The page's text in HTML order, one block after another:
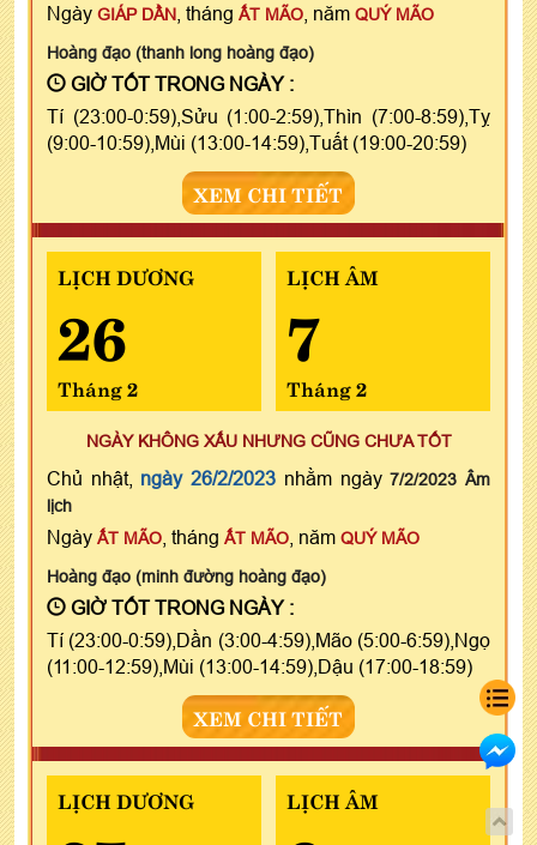
Ngày GIÁP DẦN , tháng ẤT MÃO , năm QUÝ MÃO
Hoàng đạo (thanh long hoàng đạo)
GIỜ TỐT TRONG NGÀY :
Tí (23:00-0:59),Sửu (1:00-2:59),Thìn (7:00-8:59),Tỵ
(9:00-10:59),Mùi (13:00-14:59),Tuất (19:00-20:59)
XEM CHI TIẾT
LỊCH DƯƠNG
26
Tháng 2
LỊCH ÂM
7
Tháng 2
NGÀY KHÔNG XẤU NHƯNG CŨNG CHƯA TỐT
Chủ nhật, ngày 26/2/2023 nhằm ngày7/2/2023 Âm
lịch
Ngày ẤT MÃO , tháng ẤT MÃO , năm QUÝ MÃO
Hoàng đạo (minh đường hoàng đạo)
GIỜ TỐT TRONG NGÀY :
Tí (23:00-0:59),Dần (3:00-4:59),Mão (5:00-6:59),Ngọ
(11:00-12:59),Mùi (13:00-14:59),Dậu (17:00-18:59)
XEM CHI TIẾT
LỊCH DƯƠNG LỊCH ÂM